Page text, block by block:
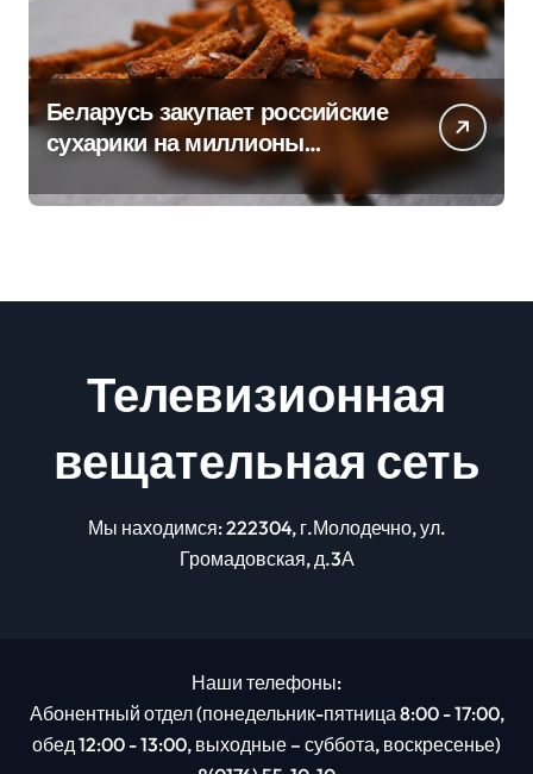
Беларусь закупает российские
сухарики на миллионы
долларов – смотрим сумму
Телевизионная
вещательная сеть
Мы находимся: 222304, г.Молодечно, ул.
Громадовская, д.3А
Наши телефоны:
Абонентный отдел (понедельник-пятница 8:00 - 17:00,
обед 12:00 - 13:00, выходные – суббота, воскресенье)